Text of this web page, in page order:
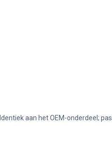
. Identiek aan het OEM-onderdeel;